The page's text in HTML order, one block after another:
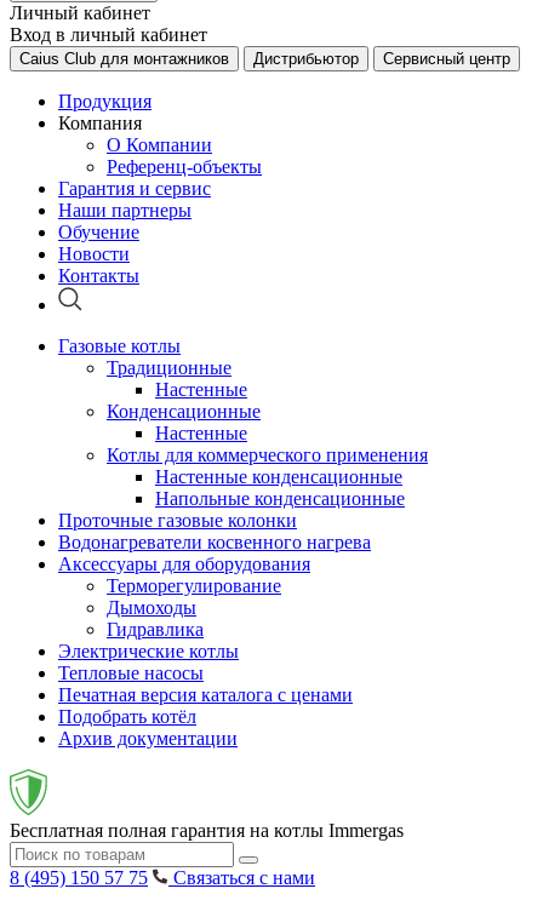
Личный кабинет
Вход в личный кабинет
Caius Club для монтажников Дистрибьютор Сервисный центр
Продукция
Компания
О Компании
Референц-объекты
Гарантия и сервис
Наши партнеры
Обучение
Новости
Контакты
Газовые котлы
Традиционные
Настенные
Конденсационные
Настенные
Котлы для коммерческого применения
Настенные конденсационные
Напольные конденсационные
Проточные газовые колонки
Водонагреватели косвенного нагрева
Аксессуары для оборудования
Терморегулирование
Дымоходы
Гидравлика
Электрические котлы
Тепловые насосы
Печатная версия каталога с ценами
Подобрать котёл
Архив документации
Бесплатная полная гарантия на котлы Immergas
8 (495) 150 57 75
Связаться с нами